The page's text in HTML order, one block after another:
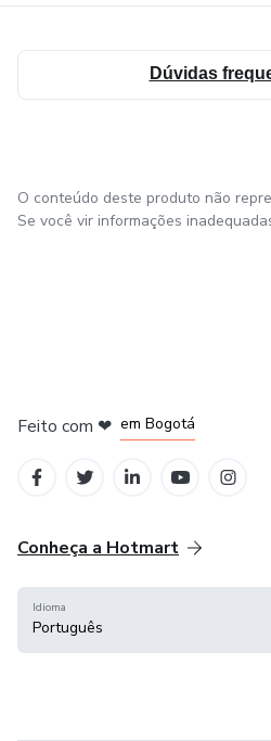
Dúvidas
O conteúdo deste produto não
Se você vir informações
Feito com ❤ em Bogotá
Conheça a Hotmart
Idioma
Português